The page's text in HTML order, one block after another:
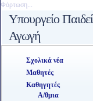
Φόρτωση...
Υπουργείο
Αγωγή
Σχολικά νέα
Μαθητές
Καθηγητές
Α/θμια